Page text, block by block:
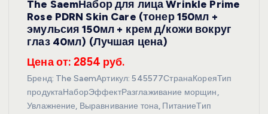
The SaemНабор для лица Wrinkle Prime
Rose PDRN Skin Care (тонер 150мл +
эмульсия 150мл + крем д/кожи вокруг
глаз 40мл) (Лучшая цена)
Цена от: 2854 руб.
Бренд: The SaemАртикул: 545577СтранаКореяТип
продуктаНаборЭффектРазглаживание морщин,
Увлажнение, Выравнивание тона, ПитаниеТип